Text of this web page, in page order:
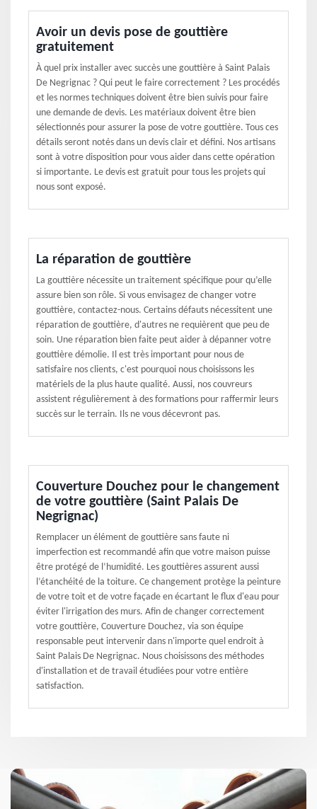
Avoir un devis pose de gouttière
gratuitement
À quel prix installer avec succès une gouttière à Saint Palais
De Negrignac ? Qui peut le faire correctement ? Les procédés
et les normes techniques doivent être bien suivis pour faire
une demande de devis. Les matériaux doivent être bien
sélectionnés pour assurer la pose de votre gouttière. Tous ces
détails seront notés dans un devis clair et défini. Nos artisans
sont à votre disposition pour vous aider dans cette opération
si importante. Le devis est gratuit pour tous les projets qui
nous sont exposé.
La réparation de gouttière
La gouttière nécessite un traitement spécifique pour qu’elle
assure bien son rôle. Si vous envisagez de changer votre
gouttière, contactez-nous. Certains défauts nécessitent une
réparation de gouttière, d'autres ne requièrent que peu de
soin. Une réparation bien faite peut aider à dépanner votre
gouttière démolie. Il est très important pour nous de
satisfaire nos clients, c'est pourquoi nous choisissons les
matériels de la plus haute qualité. Aussi, nos couvreurs
assistent régulièrement à des formations pour raffermir leurs
succès sur le terrain. Ils ne vous décevront pas.
Couverture Douchez pour le changement
de votre gouttière (Saint Palais De
Negrignac)
Remplacer un élément de gouttière sans faute ni
imperfection est recommandé afin que votre maison puisse
être protégé de l’humidité. Les gouttières assurent aussi
l’étanchéité de la toiture. Ce changement protège la peinture
de votre toit et de votre façade en écartant le flux d'eau pour
éviter l'irrigation des murs. Afin de changer correctement
votre gouttière, Couverture Douchez, via son équipe
responsable peut intervenir dans n'importe quel endroit à
Saint Palais De Negrignac. Nous choisissons des méthodes
d'installation et de travail étudiées pour votre entière
satisfaction.